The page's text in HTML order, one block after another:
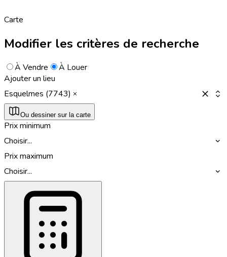
Carte
Modifier les critères de recherche
À Vendre
À Louer
Ajouter un lieu
Esquelmes (7743)
Ou dessiner sur la carte
Prix minimum
Choisir...
Prix maximum
Choisir...